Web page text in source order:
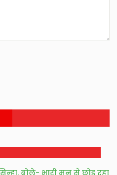
बोले- भारी मन से छोड़ रहा